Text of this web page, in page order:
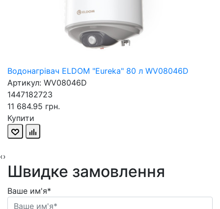
Водонагрівач ELDOM "Eureka" 80 л WV08046D
Артикул: WV08046D
1447182723
11 684.95 грн.
Купити
‹›
Швидке замовлення
Ваше им'я*